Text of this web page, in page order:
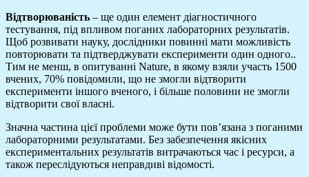
Відтворюваність – ще один елемент діагностичного
тестування, під впливом поганих лабораторних результатів.
Щоб розвивати науку, дослідники повинні мати можливість
повторювати та підтверджувати експерименти один одного..
Тим не менш, в опитуванні Nature, в якому взяли участь 1500
вчених, 70% повідомили, що не змогли відтворити
експерименти іншого вченого, і більше половини не змогли
відтворити свої власні.
Значна частина цієї проблеми може бути пов’язана з поганими
лабораторними результатами. Без забезпечення якісних
експериментальних результатів витрачаються час і ресурси, а
також переслідуються неправдиві відомості.